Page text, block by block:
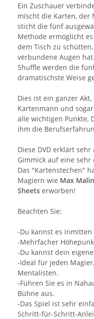
Ein Zuschauer
mischt die Karten, der
sticht die fünf
Methode ermöglicht
dem Tisch zu
verbundene Augen
Shuffle werden die
dramatischste Weise
Dies ist ein ganzer
Kartenmann und
alle wichtigen Punkte,
ihm die
Diese DVD erklärt
Gimmick auf eine
Das "Kartenstechen"
Magiern wie Max
Sheets erworben!
Beachten Sie:
-Du kannst es
-Mehrfacher
-Du kannst dein
-Ideal für jeden
Mentalisten.
-Führen Sie es in
Bühne aus.
-Das Spiel ist sehr
Schritt-für-Schritt-